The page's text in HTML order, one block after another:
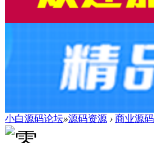
小白源码论坛»源码资源 › 商业源